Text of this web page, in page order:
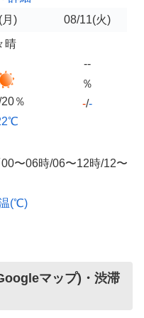
月) 08/11(火)
晴
％
--
％
-/-
〜06時/06〜12時/12〜
(℃)
マップ)・渋滞